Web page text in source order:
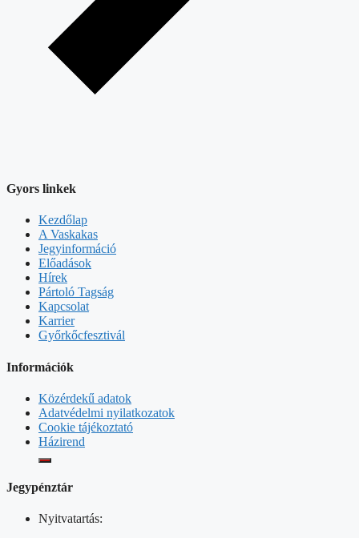
Gyors linkek
Kezdőlap
A Vaskakas
Jegyinformáció
Előadások
Hírek
Pártoló Tagság
Kapcsolat
Karrier
Győrkőcfesztivál
Információk
Közérdekű adatok
Adatvédelmi nyilatkozatok
Cookie tájékoztató
Házirend
Jegypénztár
Nyitvatartás: